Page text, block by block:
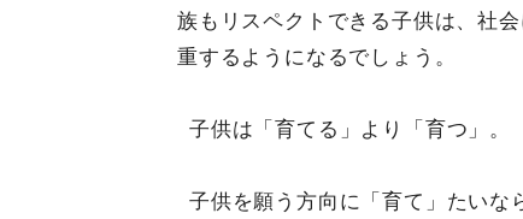
族もリスペクトできる子供は、社
重するようになるでしょう。
子供は「育てる」より「育つ」。
子供を願う方向に「育て」たいな